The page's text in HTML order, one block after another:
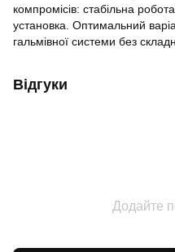
компромісів: стабільна
установка. Оптимальний
гальмівної системи без
Відгуки
Додайте